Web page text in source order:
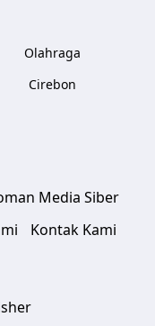
Olahraga
Cirebon
Media Siber
Kontak Kami